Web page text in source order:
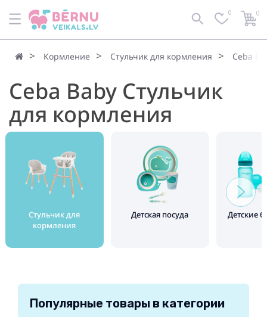
0 0
Кормление Стульчик для кормления Ceba
Ceba Baby Стульчик
для кормления
Стульчик для
кормления
Детская посуда Детские
Популярные товары в категории